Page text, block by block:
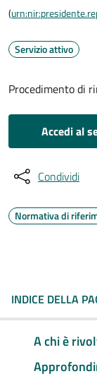
(
Servizio attivo
Procedimento di
Accedi al
Condividi
Normativa di
INDICE DELLA
A chi è